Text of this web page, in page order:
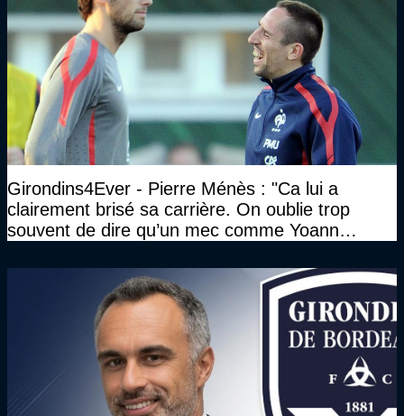
Girondins4Ever - Pierre Ménès : "Ca lui a
clairement brisé sa carrière. On oublie trop
souvent de dire qu’un mec comme Yoann